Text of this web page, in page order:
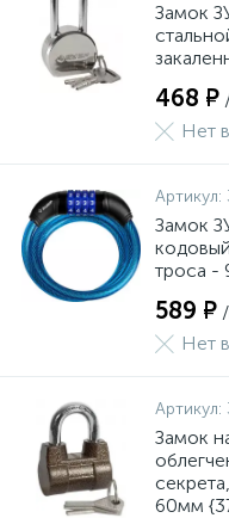
Замок
468 ₽
Нет
Артикул:
Замок
троса -
589 ₽
Нет
Артикул:
Замок
60мм